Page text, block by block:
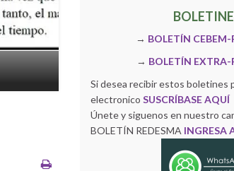
→ BOLETÍN CEBEM-
→ BOLETÍN EXTRA-
Si desea recibir estos boletines
electronico SUSCRÍBASE AQUÍ
Únete y siguenos en nuestro
BOLETÍN REDESMA INGRESA